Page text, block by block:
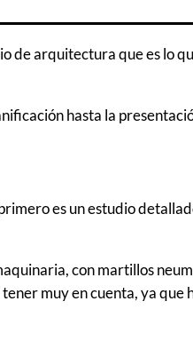
de arquitectura que es lo
hasta la
es un estudio
con martillos
muy en cuenta, ya que